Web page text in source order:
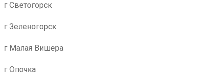
г Светогорск
г Зеленогорск
г Малая Вишера
г Опочка